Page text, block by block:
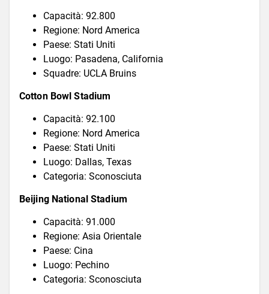
Capacità: 92.800
Regione: Nord America
Paese: Stati Uniti
Luogo: Pasadena, California
Squadre: UCLA Bruins
Cotton Bowl Stadium
Capacità: 92.100
Regione: Nord America
Paese: Stati Uniti
Luogo: Dallas, Texas
Categoria: Sconosciuta
Beijing National Stadium
Capacità: 91.000
Regione: Asia Orientale
Paese: Cina
Luogo: Pechino
Categoria: Sconosciuta